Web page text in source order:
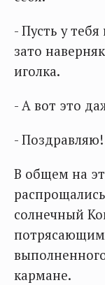
- Пусть у
зато
иголка.
- А вот это
-
В общем на
солнечный
потрясающим
кармане.